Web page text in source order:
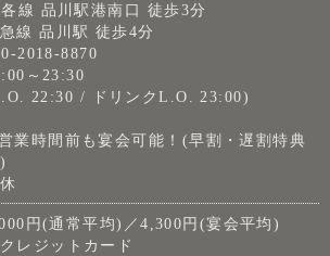
各線 品川駅港南口 徒歩3分
線 品川駅 徒歩4分
2018-8870
～23:30
22:30 / ドリンクL.O. 23:00)
業時間前も宴会可能！(早割・遅割特典
円(通常平均)／4,300円(宴会平均)
レジットカード